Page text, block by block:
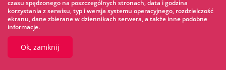
Музей »
© 2026 UM Ełk
czasu spędzonego na poszczególnych stronach, data i godzina
korzystania z serwisu, typ i wersja systemu operacyjnego, rozdzielczość
ekranu, dane zbierane w dziennikach serwera, a także inne podobne
informacje.
Ok, zamknij